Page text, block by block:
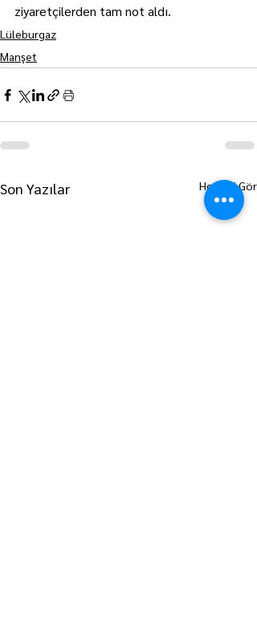
ziyaretçilerden tam not aldı.
Lüleburgaz
Manşet
Son Yazılar Hepsini Gör